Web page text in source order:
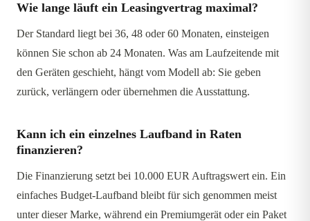
Wie lange läuft ein Leasingvertrag maximal?
Der Standard liegt bei 36, 48 oder 60 Monaten, einsteigen
können Sie schon ab 24 Monaten. Was am Laufzeitende mit
den Geräten geschieht, hängt vom Modell ab: Sie geben
zurück, verlängern oder übernehmen die Ausstattung.
Kann ich ein einzelnes Laufband in Raten
finanzieren?
Die Finanzierung setzt bei 10.000 EUR Auftragswert ein. Ein
einfaches Budget-Laufband bleibt für sich genommen meist
unter dieser Marke, während ein Premiumgerät oder ein Paket